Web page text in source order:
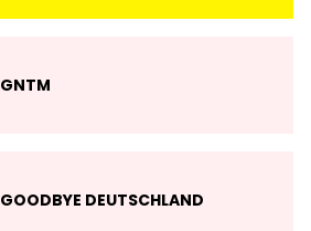
GNTM
GOODBYE DEUTSCHLAND